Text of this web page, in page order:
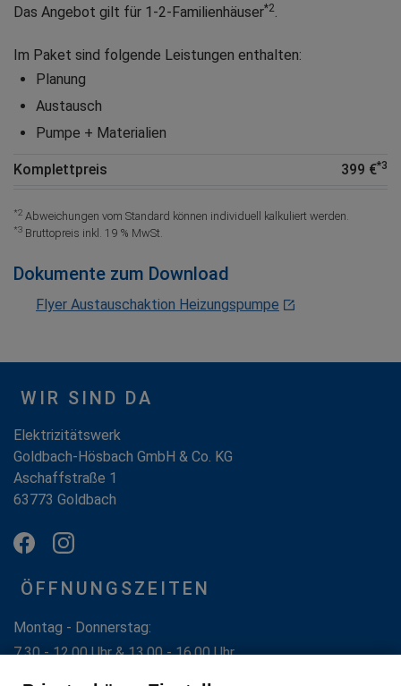
Das Angebot gilt für 1-2-Familienhäuser*2
Im Paket sind folgende Leistungen enthalten:
Planung
Austausch
Pumpe + Materialien
Komplettpreis 399 €*3
*2 Abweichungen vom Standard können individuell kalkuliert werden.
*3 Bruttopreis inkl. 19 % MwSt.
Dokumente zum Download
Flyer Austauschaktion Heizungspumpe
WIR SIND DA
Elektrizitätswerk
Goldbach-Hösbach GmbH & Co. KG
Aschaffstraße 1
63773 Goldbach
ÖFFNUNGSZEITEN
Montag - Donnerstag:
7.30 - 12.00 Uhr & 13.00 - 16.00 Uhr